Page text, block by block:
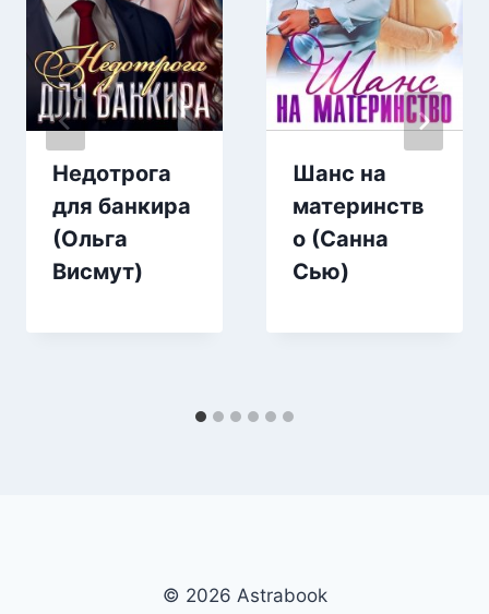
Недотрога
для банкира
(Ольга
Висмут)
Шанс на
материнств
о (Санна
Сью)
© 2026 Аstrabook